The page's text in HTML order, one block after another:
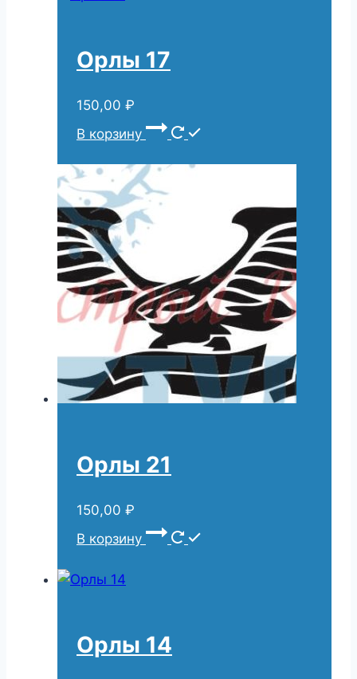
Орлы 17
150,00 ₽
В корзину
Орлы 21
150,00 ₽
В корзину
Орлы 14